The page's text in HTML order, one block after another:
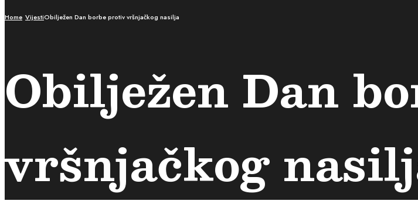
Home VijestiObilježen Dan borbe protiv vršnjačkog nasilja
Obilježen Dan
vršnjačkog